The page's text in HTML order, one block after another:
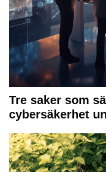
Tre saker som
cybersäkerhet